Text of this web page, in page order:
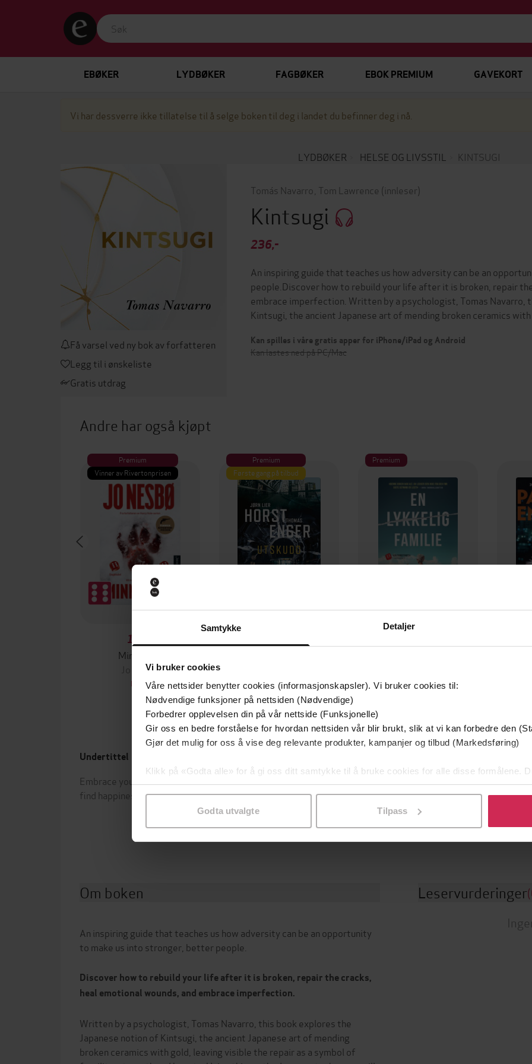
Samtykke Detaljer
Vi bruker cookies
Våre nettsider benytter cookies (informasjonskapsler). Vi bruker cookies til:
Nødvendige funksjoner på nettsiden (Nødvendige)
Forbedrer opplevelsen din på vår nettside (Funksjonelle)
Gir oss en bedre forståelse for hvordan nettsiden vår blir brukt, slik at vi kan forbedre den
Gjør det mulig for oss å vise deg relevante produkter, kampanjer og tilbud (Markedsføring)
Klikk på «Godta alle» for å gi oss ditt samtykke til å bruke cookies for alle disse formålene.
samtykke til spesifikke formål ved å klikke på «Tilpass». Du kan når som helst trekke
Godta utvalgte Tilpass
EBØKER LYDBØKER FAGBØKER EBOK PREMIUM GAVEKORT
Vi har dessverre ikke tillatelse til å selge boken til deg i landet du befinner deg i nå.
LYDBØKER HELSE OG LIVSSTIL KINTSUGI
Få varsel ved ny bok av forfatteren
Legg til i ønskeliste
Gratis utdrag
Tomás Navarro Tom Lawrence (innleser)
Kintsugi
236,-
An inspiring guide that teaches us how adversity can be an
people.Discover how to rebuild your life after it is broken, repair
embrace imperfection. Written by a psychologist, Tomas Navarro,
Kintsugi, the ancient Japanese art of mending broken ceramics with
Kan spilles i våre gratis apper for iPhone/iPad og Android
Kan lastes ned på PC/Mac
Andre har også kjøpt
Premium
Vinner av Rivertonprisen
129,-
Minnesota
Jo Nesbø
EBOK
Premium
Første gang på tilbud
EBOK
Premium
EBOK
Undertittel
Embrace your imperfections and
find happiness - the Japanese way
Lawrence(innleser)
Forlag
Lengde 10:25
Sjanger
English
Om boken
An inspiring guide that teaches us how adversity can be an opportunity
to make us into stronger, better people.
Discover how to rebuild your life after it is broken, repair the cracks,
heal emotional wounds, and embrace imperfection.
Written by a psychologist, Tomas Navarro, this book explores the
Japanese notion of Kintsugi, the ancient Japanese art of mending
broken ceramics with gold, leaving visible the repair as a symbol of
Leservurderinger